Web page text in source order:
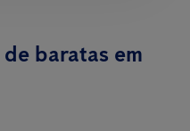
baratas em